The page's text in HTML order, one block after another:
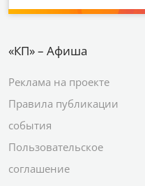
«КП» – Афиша
Реклама на проекте
Правила публикации
события
Пользовательское
соглашение